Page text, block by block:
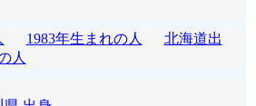
1983年生まれの人
北海道出
人